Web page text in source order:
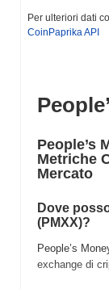
Per ulteriori dati
CoinPaprika API
People’s
Metriche
Mercato
Dove
(PMXX)?
People’s
exchange di